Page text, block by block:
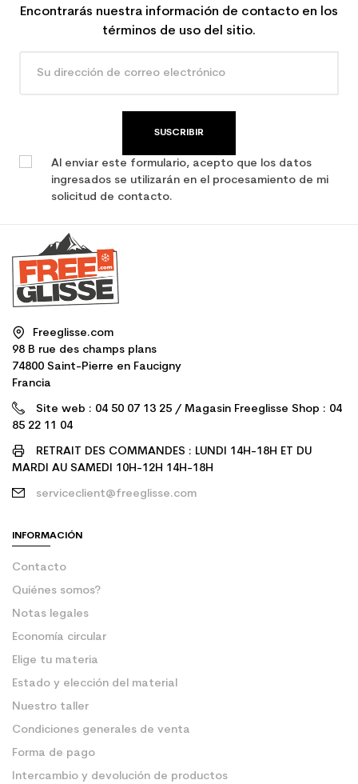
Encontrarás nuestra información de contacto en los
términos de uso del sitio.
SUSCRIBIR
Al enviar este formulario, acepto que los datos
ingresados se utilizarán en el procesamiento de mi
solicitud de contacto.
Freeglisse.com
98 B rue des champs plans
74800 Saint-Pierre en Faucigny
Francia
Site web : 04 50 07 13 25 / Magasin Freeglisse Shop : 04
85 22 11 04
RETRAIT DES COMMANDES : LUNDI 14H-18H ET DU
MARDI AU SAMEDI 10H-12H 14H-18H
serviceclient@freeglisse.com
INFORMACIÓN
Contacto
Quiénes somos?
Notas legales
Economía circular
Elige tu materia
Estado y elección del material
Nuestro taller
Condiciones generales de venta
Forma de pago
Intercambio y devolución de productos